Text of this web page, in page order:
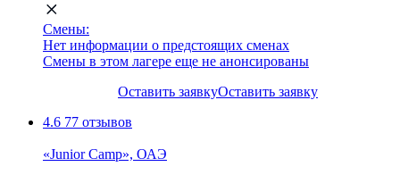
Смены:
Нет информации о предстоящих сменах
Смены в этом лагере еще не анонсированы
Оставить заявкуОставить заявку
4.6 77 отзывов
«Junior Camp», ОАЭ